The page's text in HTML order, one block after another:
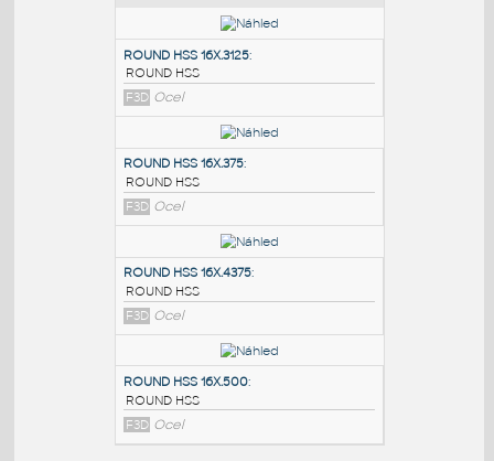
PODOBNÉ BLOKY
ROUND HSS 16X.3125
ROUND HSS
F3D Ocel
ROUND HSS 16X.375
ROUND HSS
F3D Ocel